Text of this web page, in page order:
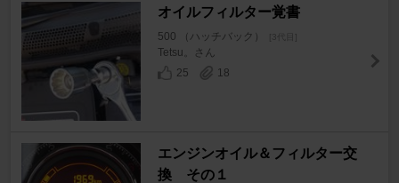
オイルフィルター覚書
500 （ハッチバック） [3代目]
Tetsu。さん
25
18
エンジンオイル＆フィルター交
換 その１